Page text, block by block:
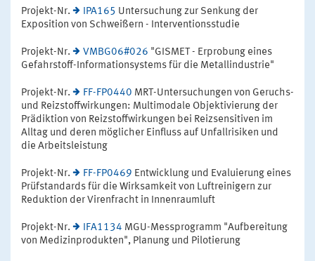
Projekt-Nr. IPA165 Untersuchung zur Senkung der
Exposition von Schweißern - Interventionsstudie
Projekt-Nr. VMBG06#026 "GISMET - Erprobung eines
Gefahrstoff-Informationsystems für die Metallindustrie"
Projekt-Nr. FF-FP0440 MRT-Untersuchungen von Geruchs-
und Reizstoffwirkungen: Multimodale Objektivierung der
Prädiktion von Reizstoffwirkungen bei Reizsensitiven im
Alltag und deren möglicher Einfluss auf Unfallrisiken und
die Arbeitsleistung
Projekt-Nr. FF-FP0469 Entwicklung und Evaluierung eines
Prüfstandards für die Wirksamkeit von Luftreinigern zur
Reduktion der Virenfracht in Innenraumluft
Projekt-Nr. IFA1134 MGU-Messprogramm "Aufbereitung
von Medizinprodukten", Planung und Pilotierung